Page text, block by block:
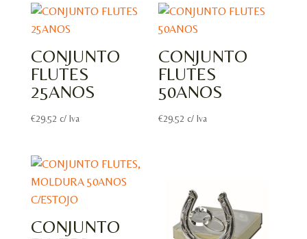
CONJUNTO
FLUTES
25ANOS
€29.52 c/ Iva
CONJUNTO
FLUTES
50ANOS
€29.52 c/ Iva
CONJUNTO